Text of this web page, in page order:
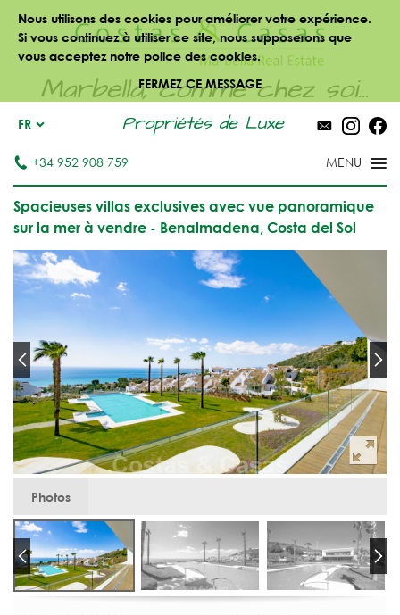
Nous utilisons des cookies pour améliorer votre expérience.
Si vous continuez à utiliser ce site, nous supposerons que
vous acceptez notre police des cookies.
FERMEZ CE MESSAGE
Marbella, comme chez soi...
Propriétés de Luxe
FR
+34 952 908 759
Spacieuses villas exclusives avec vue panoramique
sur la mer à vendre - Benalmadena, Costa del Sol
Photos